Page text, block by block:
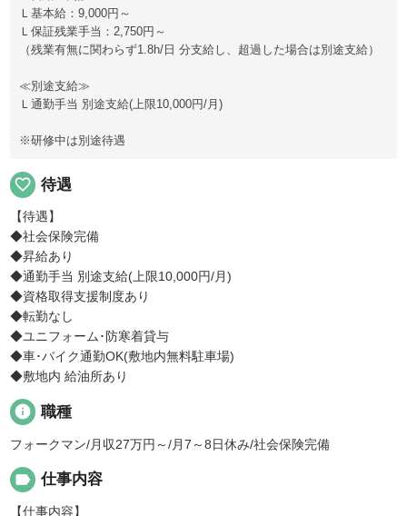
Ｌ基本給：9,000円～
Ｌ保証残業手当：2,750円～
（残業有無に関わらず1.8h/日 分支給し、超過した場合は別途支給）
≪別途支給≫
Ｌ通勤手当 別途支給(上限10,000円/月)
※研修中は別途待遇
favorite_border 待遇
【待遇】
◆社会保険完備
◆昇給あり
◆通勤手当 別途支給(上限10,000円/月)
◆資格取得支援制度あり
◆転勤なし
◆ユニフォーム･防寒着貸与
◆車･バイク通勤OK(敷地内無料駐車場)
◆敷地内 給油所あり
info 職種
フォークマン/月収27万円～/月7～8日休み/社会保険完備
label 仕事内容
【仕事内容】